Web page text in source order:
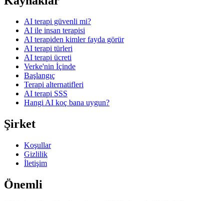
AI terapi güvenli mi?
AI ile insan terapisi
AI terapiden kimler fayda görür
AI terapi türleri
AI terapi ücreti
Verke'nin İçinde
Başlangıç
Terapi alternatifleri
AI terapi SSS
Hangi AI koç bana uygun?
Şirket
Koşullar
Gizlilik
İletişim
Önemli